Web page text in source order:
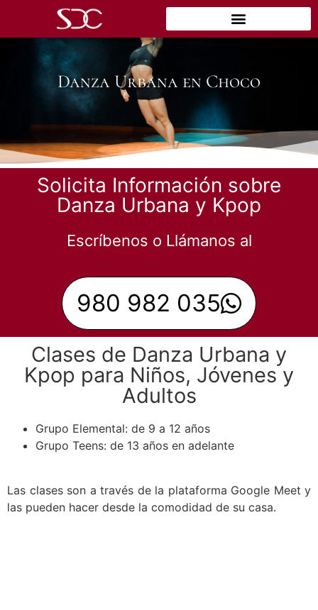
Danza Urbana en Choco
Solicita Información sobre
Danza Urbana y Kpop
Escríbenos o Llámanos al
980 982 035
Clases de Danza Urbana y
Kpop para Niños, Jóvenes y
Adultos
Grupo Elemental: de 9 a 12 años
Grupo Teens: de 13 años en adelante
Las clases son a través de la plataforma Google Meet y
las pueden hacer desde la comodidad de su casa.